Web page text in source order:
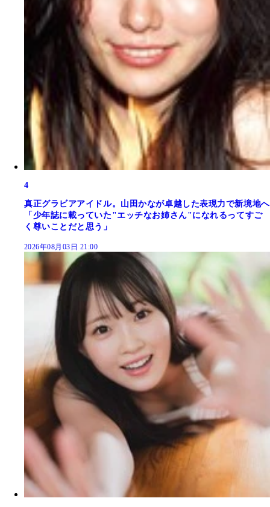
4
真正グラビアアイドル。山田かなが卓越した表現力で新境地へ
「少年誌に載っていた"エッチなお姉さん"になれるってすご
く尊いことだと思う」
2026年08月03日 21:00